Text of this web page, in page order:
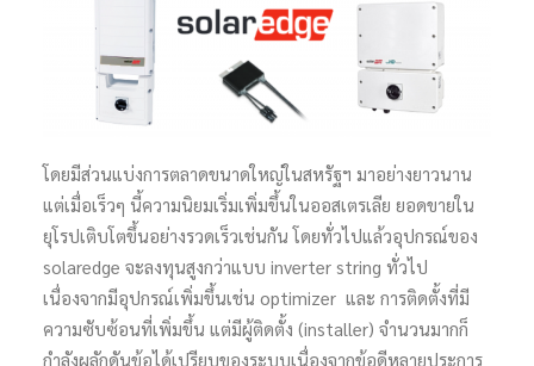
โดยมีส่วนแบ่งการตลาดขนาดใหญ่ในสหรัฐฯ มาอย่างยาวนาน
แต่เมื่อเร็วๆ นี้ความนิยมเริ่มเพิ่มขึ้นในออสเตรเลีย ยอดขายใน
ยุโรปเติบโตขึ้นอย่างรวดเร็วเช่นกัน โดยทั่วไปแล้วอุปกรณ์ของ
solaredge จะลงทุนสูงกว่าแบบ inverter string ทั่วไป
เนื่องจากมีอุปกรณ์เพิ่มขึ้นเช่น optimizer และ การติดตั้งที่มี
ความซับซ้อนที่เพิ่มขึ้น แต่มีผู้ติดตั้ง (installer) จำนวนมากก็
กำลังผลักดันข้อได้เปรียบของระบบเนื่องจากข้อดีหลายประการ